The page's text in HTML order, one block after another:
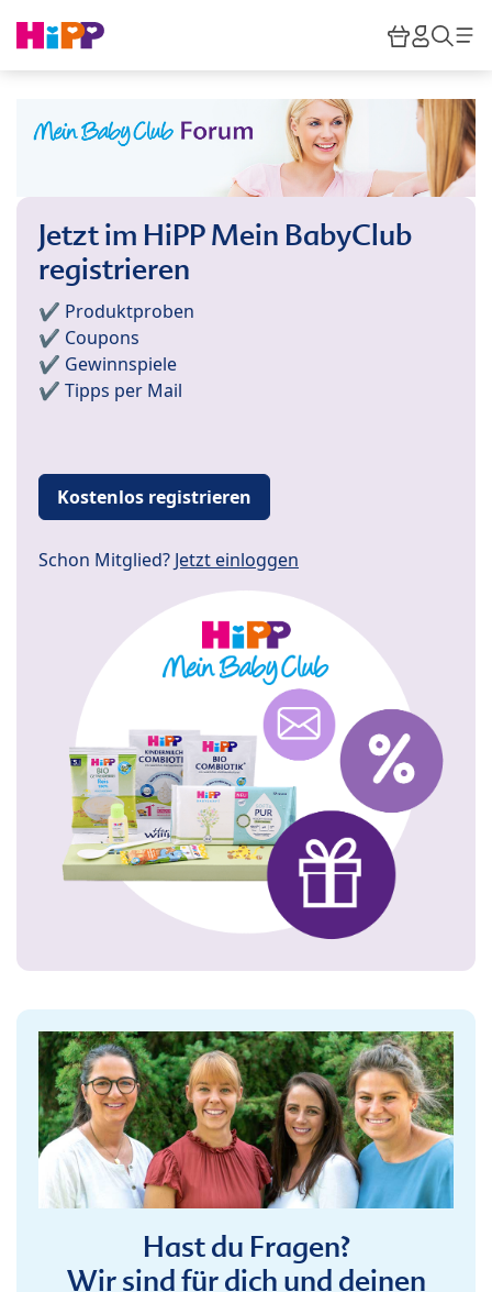
HiPP
Jetzt im HiPP Mein BabyClub
registrieren
✔️ Produktproben
✔️ Coupons
✔️ Gewinnspiele
✔️ Tipps per Mail
Kostenlos registrieren
Schon Mitglied? Jetzt einloggen
Hast du Fragen?
Wir sind für dich und deinen